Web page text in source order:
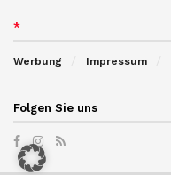
*
Werbung Impressum
Folgen Sie uns